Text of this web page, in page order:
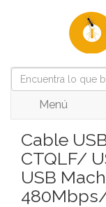
Menú
Cable
CTQLF/
USB